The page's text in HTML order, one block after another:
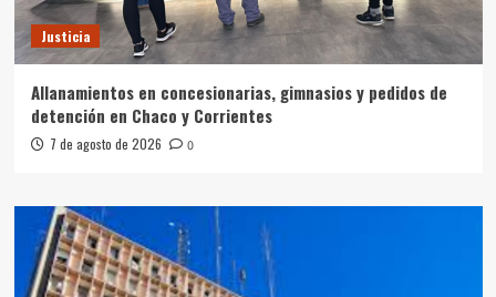
Justicia
Allanamientos en concesionarias, gimnasios y pedidos de
detención en Chaco y Corrientes
7 de agosto de 2026 0